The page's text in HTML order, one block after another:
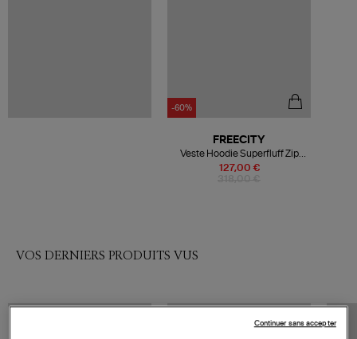
-60%
127,00 €
FREECITY
Veste Hoodie Superfluff Zip
Glowlight Yellow
VOS DERNIERS PRODUITS VUS
Continuer sans accepter